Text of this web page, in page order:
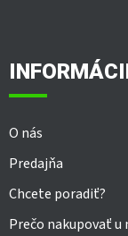
O nás
Predajňa
Chcete poradiť?
Prečo nakupovať u